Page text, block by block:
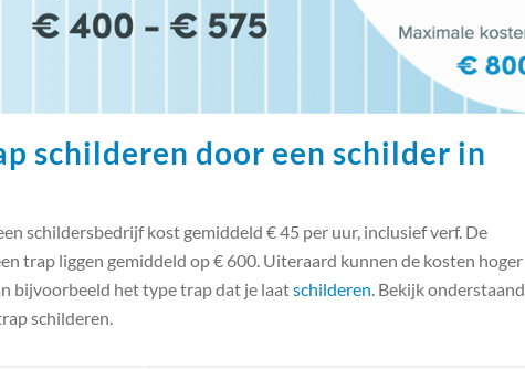
schilderen door een schilder in
schildersbedrijf kost gemiddeld € 45 per uur, inclusief verf. De
trap liggen gemiddeld op € 600. Uiteraard kunnen de kosten hoger
bijvoorbeeld het type trap dat je laatschilderen. Bekijk onderstaand
schilderen.